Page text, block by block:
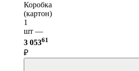
Коробка
(картон)
1
шт —
3 05361
₽